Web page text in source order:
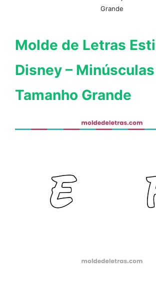
Grande
Molde de Letras
Disney –
Tamanho Grande